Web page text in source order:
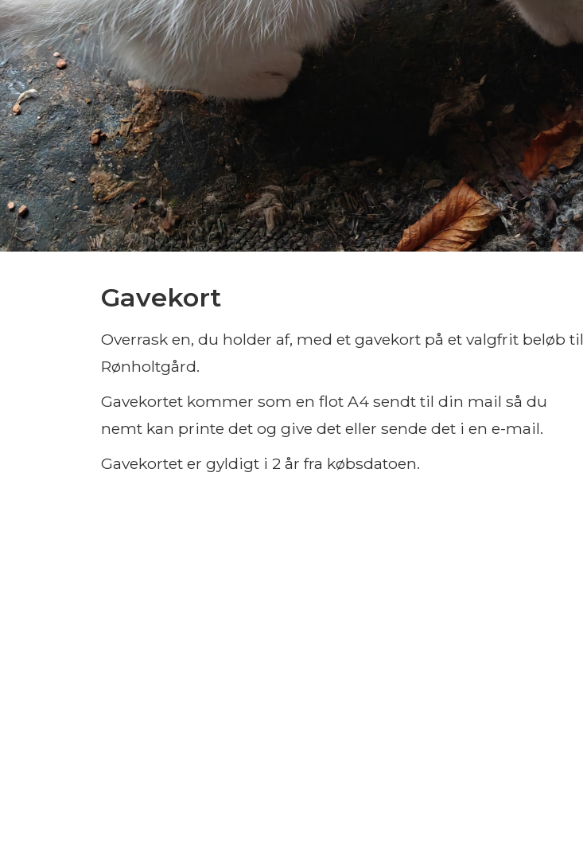
Gavekort
Overrask en, du holder af, med et gavekort på et valgfrit beløb til
Rønholtgård.
Gavekortet kommer som en flot A4 sendt til din mail så du
nemt kan printe det og give det eller sende det i en e-mail.
Gavekortet er gyldigt i 2 år fra købsdatoen.